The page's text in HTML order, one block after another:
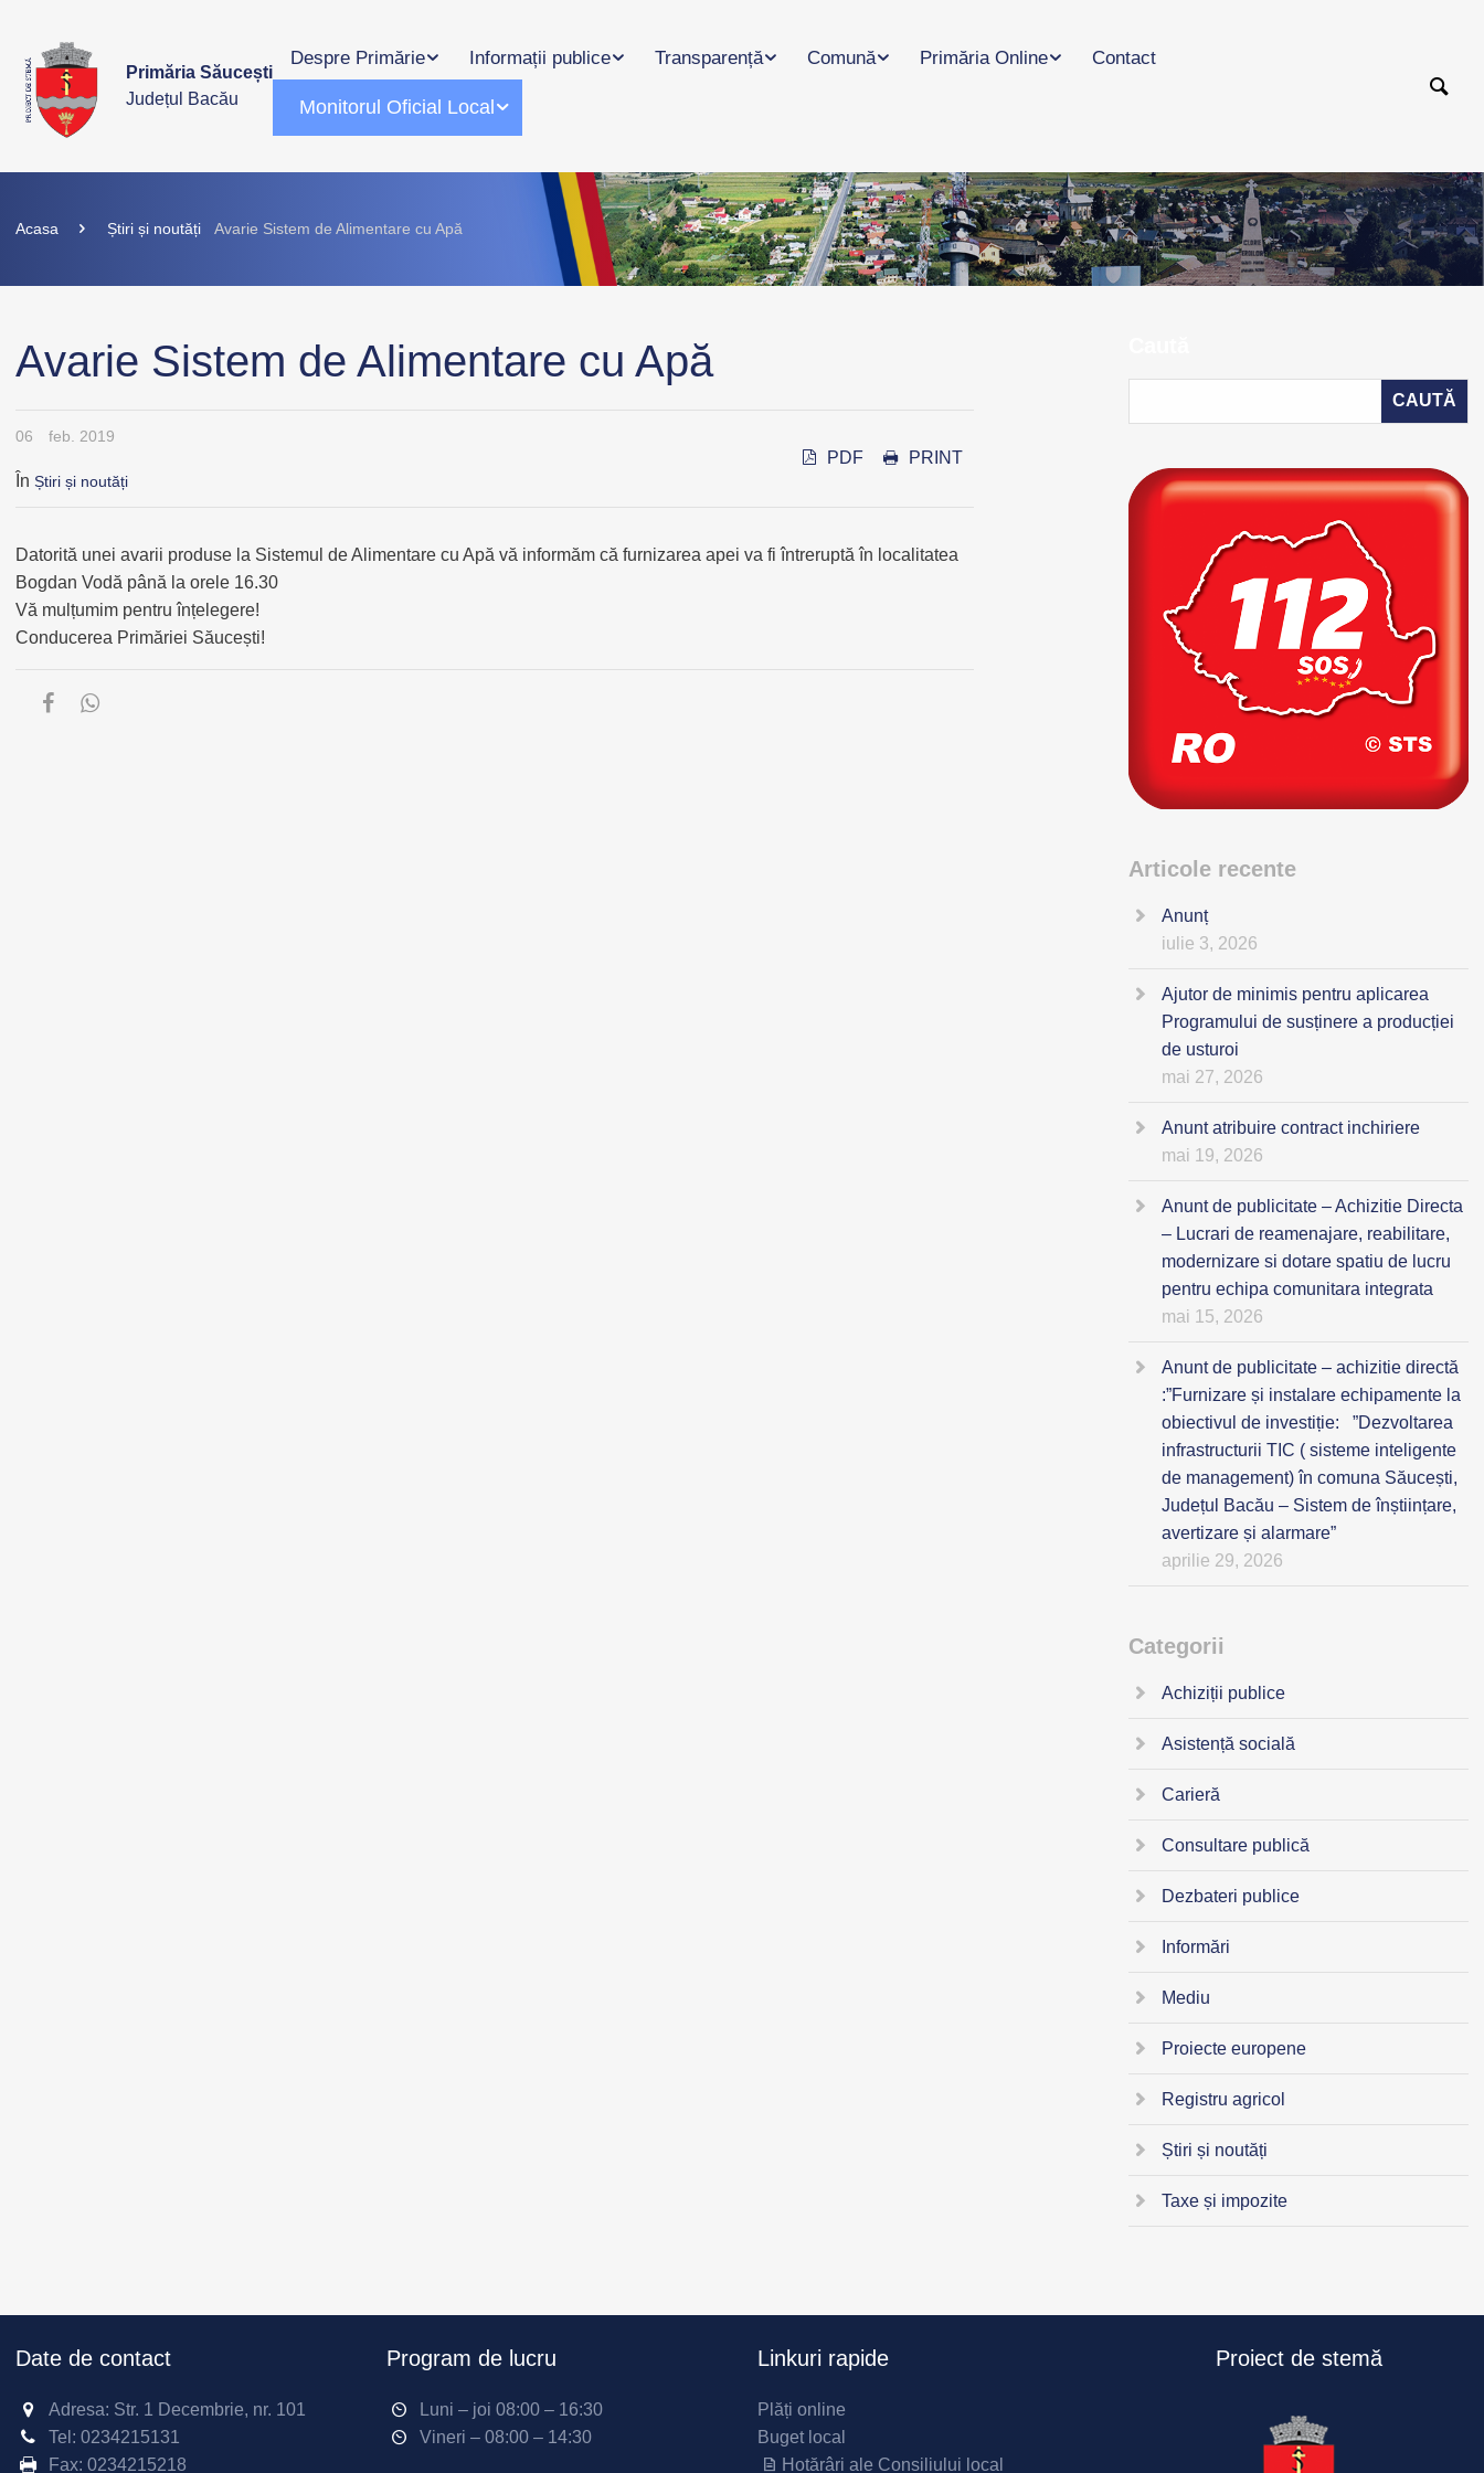
Primăria Săucești
Județul Bacău
Despre Primărie Informații publice Transparență Comună Primăria Online Contact
Monitorul Oficial Local
Acasa Știri și noutăți Avarie Sistem de Alimentare cu Apă
Avarie Sistem de Alimentare cu Apă
06 feb. 2019
În Știri și noutăți
PDF PRINT
Datorită unei avarii produse la Sistemul de Alimentare cu Apă vă informăm că furnizarea apei va fi întreruptă în localitatea
Bogdan Vodă până la orele 16.30
Vă mulțumim pentru înțelegere!
Conducerea Primăriei Săucești!
Articole recente
Anunț
iulie 3, 2026
Ajutor de minimis pentru aplicarea
Programului de susținere a producției
de usturoi
mai 27, 2026
Anunt atribuire contract inchiriere
mai 19, 2026
Anunt de publicitate – Achizitie Directa
– Lucrari de reamenajare, reabilitare,
modernizare si dotare spatiu de lucru
pentru echipa comunitara integrata
mai 15, 2026
Anunt de publicitate – achizitie directă
:”Furnizare și instalare echipamente la
obiectivul de investiție: ”Dezvoltarea
infrastructurii TIC ( sisteme inteligente
de management) în comuna Săucești,
Județul Bacău – Sistem de înștiințare,
avertizare și alarmare”
aprilie 29, 2026
Categorii
Achiziții publice
Asistență socială
Carieră
Consultare publică
Dezbateri publice
Informări
Mediu
Proiecte europene
Registru agricol
Știri și noutăți
Taxe și impozite
Date de contact
Adresa: Str. 1 Decembrie, nr. 101
Tel: 0234215131
Fax: 0234215218
Program de lucru
Luni – joi 08:00 – 16:30
Vineri – 08:00 – 14:30
Linkuri rapide
Plăți online
Buget local
Hotărâri ale Consiliului local
Proiect de stemă